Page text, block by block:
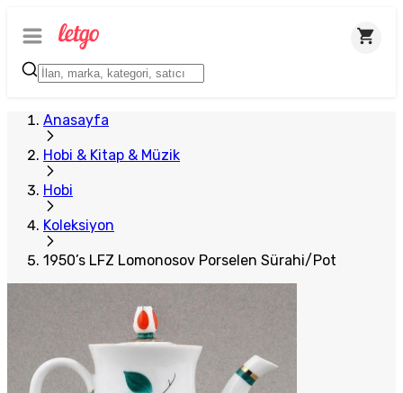
Anasayfa
Hobi & Kitap & Müzik
Hobi
Koleksiyon
1950’s LFZ Lomonosov Porselen Sürahi/Pot